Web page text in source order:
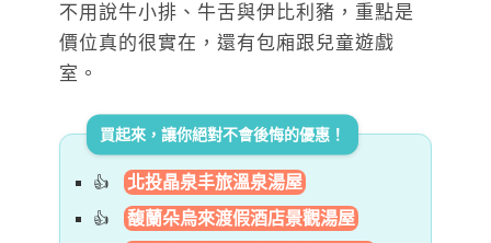
不用說牛小排、牛舌與伊比利豬，重點是
價位真的很實在，還有包廂跟兒童遊戲
室。
買起來，讓你絕對不會後悔的優惠！
北投晶泉丰旅溫泉湯屋
馥蘭朵烏來渡假酒店景觀湯屋